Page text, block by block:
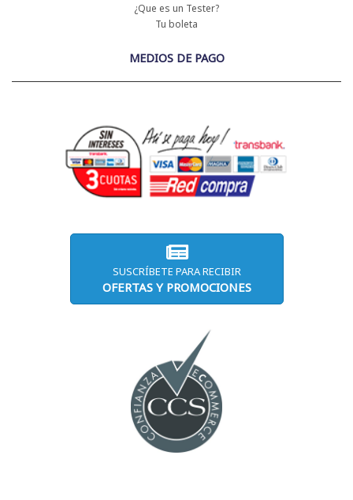
¿Que es un Tester?
Tu boleta
MEDIOS DE PAGO
SUSCRÍBETE PARA RECIBIR
OFERTAS Y PROMOCIONES